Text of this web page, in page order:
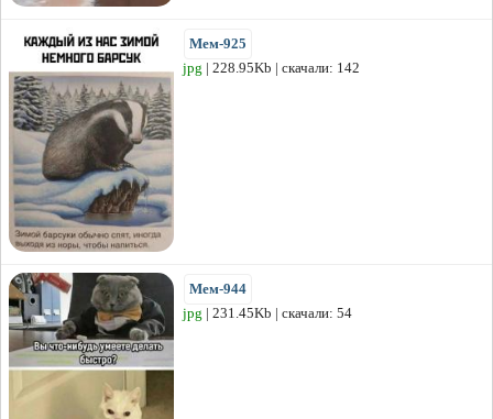
Мем-925
jpg | 228.95Kb | скачали: 142
Мем-944
jpg | 231.45Kb | скачали: 54